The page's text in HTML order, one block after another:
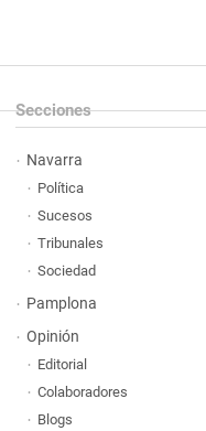
Secciones
Navarra
Política
Sucesos
Tribunales
Sociedad
Pamplona
Opinión
Editorial
Colaboradores
Blogs